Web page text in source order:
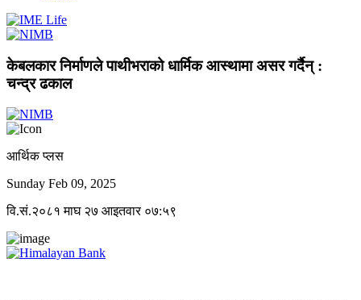
केबलकार निर्माणले पाथीभराको धार्मिक आस्थामा असर गर्दैन् :
चन्द्र ढकाल
आर्थिक प्लस
Sunday Feb 09, 2025
वि.सं.२०८१ माघ २७ आइतवार ०७:५९